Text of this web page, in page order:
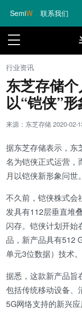
SemiW 联系我们
行业资讯
东芝存储
以“铠侠”
来源：东芝存储2020-02-
据东芝存储表示，东
名为铠侠正式运营，
月以铠侠新形象问世。
不久前，铠侠株式会
发具有112层垂直堆
闪存。铠侠计划开始
品，新产品具有512
单元3位数据）技术。
据悉，这款新产品旨
包括传统移动设备、
5G网络支持的新兴